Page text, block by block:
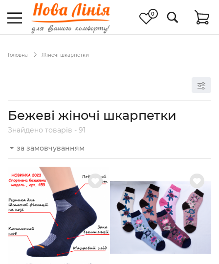
0
Головна Жіночі шкарпетки
Бежеві жіночі шкарпетки
Знайдено товарів - 91
за замовчуванням